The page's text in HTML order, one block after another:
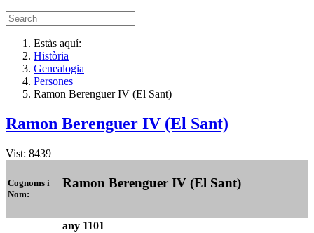
Estàs aquí:
Història
Genealogia
Persones
Ramon Berenguer IV (El Sant)
Ramon Berenguer IV (El Sant)
Vist: 8439
Cognoms i
Nom:
Ramon Berenguer IV (El Sant)
any 1101